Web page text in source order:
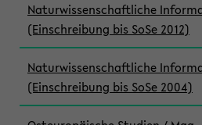
Naturwissenschaftliche
(Einschreibung bis SoSe 2012)
Naturwissenschaftliche
(Einschreibung bis SoSe 2004)